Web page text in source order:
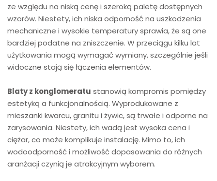
ze względu na niską cenę i szeroką paletę dostępnych
wzorów. Niestety, ich niska odporność na uszkodzenia
mechaniczne i wysokie temperatury sprawia, że są one
bardziej podatne na zniszczenie. W przeciągu kilku lat
użytkowania mogą wymagać wymiany, szczególnie jeśli
widoczne stają się łączenia elementów.
Blaty z konglomeratu stanowią kompromis pomiędzy
estetyką a funkcjonalnością. Wyprodukowane z
mieszanki kwarcu, granitu i żywic, są trwałe i odporne na
zarysowania. Niestety, ich wadą jest wysoka cena i
ciężar, co może komplikuje instalację. Mimo to, ich
wodoodporność i możliwość dopasowania do różnych
aranżacji czynią je atrakcyjnym wyborem.